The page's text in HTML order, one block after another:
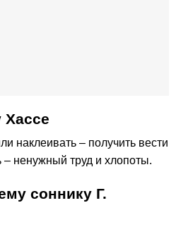
Хассе
наклеивать – получить вести
– ненужный труд и хлопоты.
соннику Г.